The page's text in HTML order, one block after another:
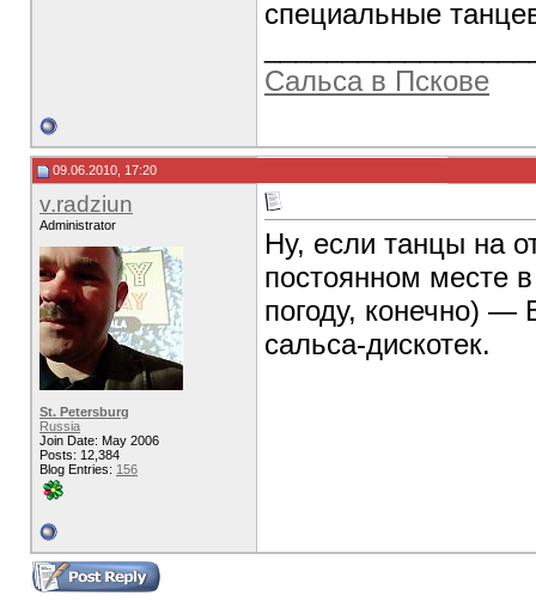
специальные
Сальса в Пскове
09.06.2010, 17:20
v.radziun
Administrator
St. Petersburg
Russia
Join Date: May 2006
Posts: 12,384
Blog Entries: 156
Ну, если танцы на
постоянном месте
погоду, конечно) —
сальса-дискотек.